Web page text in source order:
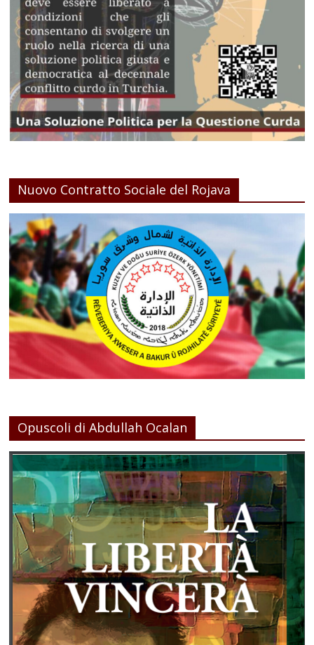
Nuovo Contratto Sociale del Rojava
Opuscoli di Abdullah Ocalan